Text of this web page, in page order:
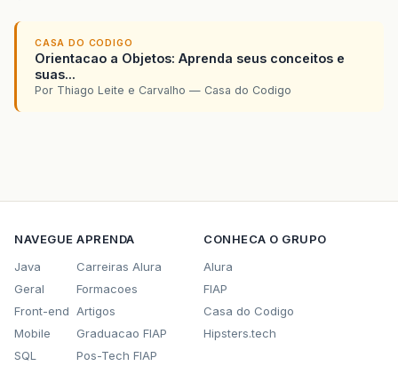
CASA DO CODIGO
Orientacao a Objetos: Aprenda seus conceitos e
suas...
Por Thiago Leite e Carvalho — Casa do Codigo
NAVEGUE
Java
Geral
Front-end
Mobile
SQL
APRENDA
Carreiras Alura
Formacoes
Artigos
Graduacao FIAP
Pos-Tech FIAP
CONHECA O GRUPO
Alura
FIAP
Casa do Codigo
Hipsters.tech